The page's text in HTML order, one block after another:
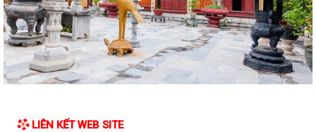
XÃ AN HƯNG TẬP TRUNG TRIỂN KHAI PHỔ CẬP GIÁO DỤC MẦM NON
CHO TRẺ EM TỪ 03 ĐẾN 05 TUỔI
ĐOÀN CÔNG TÁC SỞ NÔNG NGHIỆP VÀ MÔI TRƯỜNG KIỂM TRA HỒ SƠ
ĐỀ NGHỊ CẤP KINH PHÍ HỖ TRỢ TRIỂN KHAI,...
LIÊN KẾT WEB SITE